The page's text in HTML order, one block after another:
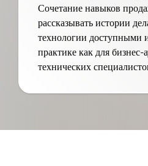
Сочетание навыков
рассказывать истории
технологии
практике как для бизнес-
технических